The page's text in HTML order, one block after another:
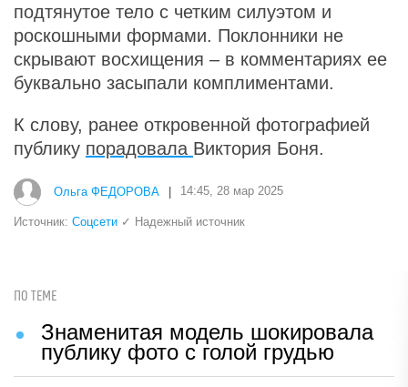
подтянутое тело с четким силуэтом и
роскошными формами. Поклонники не
скрывают восхищения – в комментариях ее
буквально засыпали комплиментами.
К слову, ранее откровенной фотографией
публику порадовала Виктория Боня.
Ольга ФЕДОРОВА | 14:45, 28 мар 2025
Источник: Соцсети ✓ Надежный источник
ПО ТЕМЕ
Знаменитая модель шокировала
публику фото с голой грудью